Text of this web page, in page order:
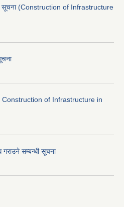
सूचना (Construction of Infrastructure
of Infrastructure in
गराउने सम्बन्धी सूचना